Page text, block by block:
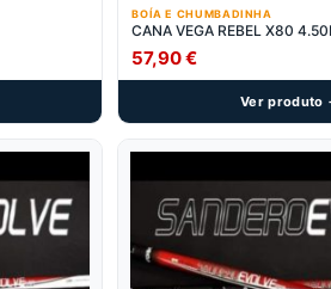
BOÍA E CHUMBADINHA
CANA VEGA REBEL X80
57,90€
Ver produto